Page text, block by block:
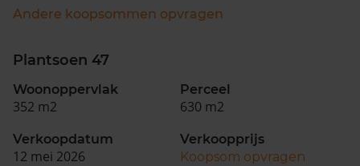
Andere koopsommen opvragen
Plantsoen 47
Woonoppervlak
352 m2
Perceel
630 m2
Verkoopdatum
12 mei 2026
Verkoopprijs
Koopsom opvragen